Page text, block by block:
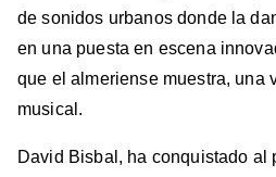
de sonidos urbanos donde la
en una puesta en escena
que el almeriense muestra, una
musical.
David Bisbal, ha conquistado al